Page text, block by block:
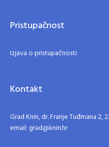
Pristupačnost
Izjava o pristupačnosti
Kontakt
Grad Knin, dr. Franje Tuđmana
email: grad@knin.hr